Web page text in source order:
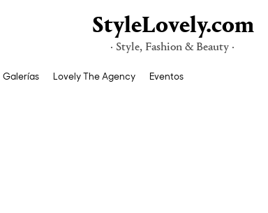
StyleLovely.com
· Style, Fashion & Beauty ·
Galerías Lovely The Agency Eventos